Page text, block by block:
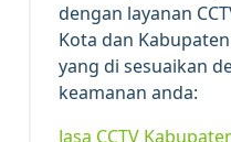
dengan layanan
Kota dan
yang di sesuaikan
keamanan anda:
Jasa CCTV